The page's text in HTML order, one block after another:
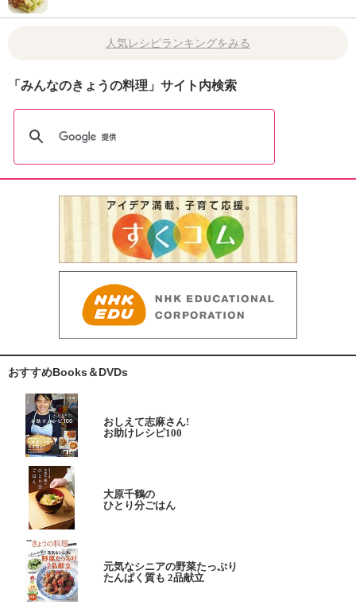
人気レシピランキングをみる
「みんなのきょうの料理」サイト内検索
おすすめBooks＆DVDs
おしえて志麻さん!
お助けレシピ100
大原千鶴の
ひとり分ごはん
元気なシニアの野菜たっぷり
たんぱく質も 2品献立